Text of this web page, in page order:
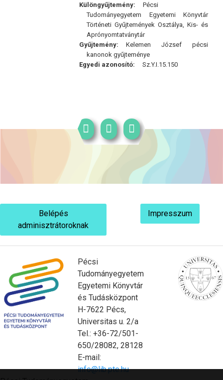
Különgyűjtemény:
Pécsi
Tudományegyetem Egyetemi Könyvtár
Történeti Gyűjtemények Osztálya, Kis- és
Aprónyomtatványtár
Gyűjtemény:
Kelemen József pécsi
kanonok gyűjteménye
Egyedi azonosító:
Sz.Y.I.15.150
Belépés
adminisztrátoroknak
Impresszum
Pécsi
Tudományegyetem
Egyetemi Könyvtár
és Tudásközpont
H-7622 Pécs,
Universitas u. 2/a
Tel.: +36-72/501-
650/28082, 28128
E-mail:
info@lib.pte.hu